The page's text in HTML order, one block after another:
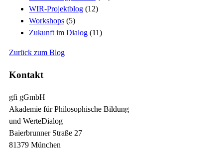
WIR-Projektblog (12)
Workshops (5)
Zukunft im Dialog (11)
Zurück zum Blog
Kontakt
gfi gGmbH
Akademie für Philosophische Bildung
und WerteDialog
Baierbrunner Straße 27
81379 München